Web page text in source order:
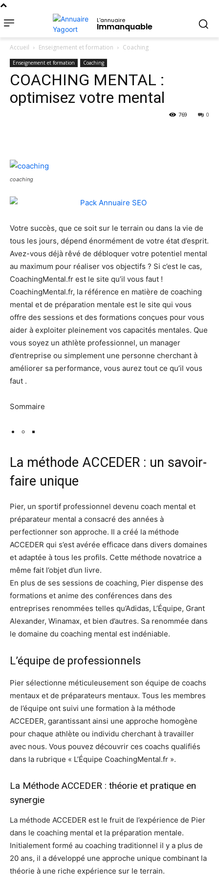
L'annuaire
Immanquable
Accueil Enseignement et formation Coaching
Enseignement et formation Coaching
COACHING MENTAL :
optimisez votre mental
0
769
coaching
Votre succès, que ce soit sur le terrain ou dans la vie de
tous les jours, dépend énormément de votre état d’esprit.
Avez-vous déjà rêvé de débloquer votre potentiel mental
au maximum pour réaliser vos objectifs ? Si c’est le cas,
CoachingMental.fr est le site qu’il vous faut !
CoachingMental.fr, la référence en matière de coaching
mental et de préparation mentale est le site qui vous
offre des sessions et des formations conçues pour vous
aider à exploiter pleinement vos capacités mentales. Que
vous soyez un athlète professionnel, un manager
d’entreprise ou simplement une personne cherchant à
améliorer sa performance, vous aurez tout ce qu’il vous
faut .
Sommaire
La méthode ACCEDER : un savoir-
faire unique
Pier, un sportif professionnel devenu coach mental et
préparateur mental a consacré des années à
perfectionner son approche. Il a créé la méthode
ACCEDER qui s’est avérée efficace dans divers domaines
et adaptée à tous les profils. Cette méthode novatrice a
même fait l’objet d’un livre.
En plus de ses sessions de coaching, Pier dispense des
formations et anime des conférences dans des
entreprises renommées telles qu’Adidas, L’Équipe, Grant
Alexander, Winamax, et bien d’autres. Sa renommée dans
le domaine du coaching mental est indéniable.
L’équipe de professionnels
Pier sélectionne méticuleusement son équipe de coachs
mentaux et de préparateurs mentaux. Tous les membres
de l’équipe ont suivi une formation à la méthode
ACCEDER, garantissant ainsi une approche homogène
pour chaque athlète ou individu cherchant à travailler
avec nous. Vous pouvez découvrir ces coachs qualifiés
dans la rubrique « L’Équipe CoachingMental.fr ».
La Méthode ACCEDER : théorie et pratique en
synergie
La méthode ACCEDER est le fruit de l’expérience de Pier
dans le coaching mental et la préparation mentale.
Initialement formé au coaching traditionnel il y a plus de
20 ans, il a développé une approche unique combinant la
théorie à une riche expérience sur le terrain.